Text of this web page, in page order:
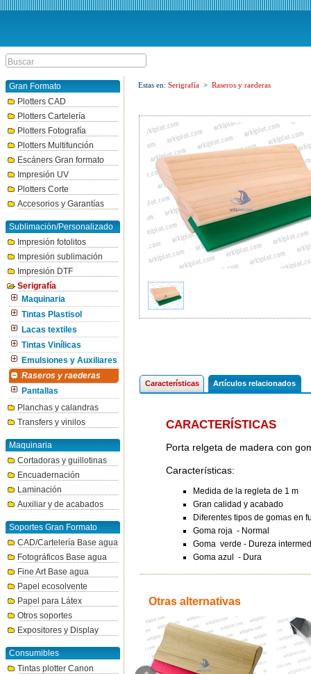
Gran Formato
Plotters CAD
Plotters Cartelería
Plotters Fotografía
Plotters Multifunción
Escáners Gran formato
Impresión UV
Plotters Corte
Accesorios y Garantías
Sublimación/Personalizado
Impresión fotolitos
Impresión sublimación
Impresión DTF
Serigrafía
Maquinaria
Tintas Plastisol
Lacas textiles
Tintas Vinílicas
Emulsiones y Auxiliares
Raseros y raederas
Pantallas
Planchas y calandras
Transfers y vinilos
Maquinaria
Cortadoras y guillotinas
Encuadernación
Laminación
Auxiliar y de acabados
Soportes Gran Formato
CAD/Cartelería Base agua
Fotográficos Base agua
Fine Art Base agua
Papel ecosolvente
Papel para Látex
Otros soportes
Expositores y Display
Consumibles
Tintas plotter Canon
Estas en: Serigrafía > Raseros y raederas
Características Artículos relacionados
CARACTERÍSTICAS
Porta relgeta de madera con
Características:
Medida de la regleta de 1 m
Gran calidad y acabado
Diferentes tipos de gomas en
Goma roja - Normal
Goma verde - Dureza
Goma azul - Dura
Otras alternativas